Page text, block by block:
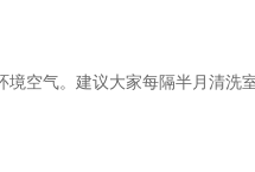
气。建议大家每隔半月清洗